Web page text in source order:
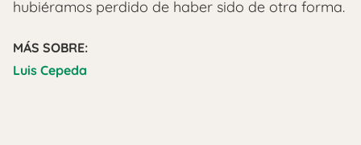
hubiéramos perdido de haber sido de otra forma.
MÁS SOBRE:
Luis Cepeda